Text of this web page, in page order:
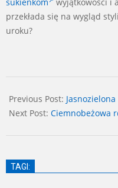
przekłada się na wygląd
uroku?
07-
07
Previous Post:
Next Post: Ciemnobeżowa
TAGI: